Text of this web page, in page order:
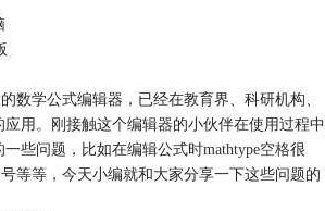
数学公式编辑器，已经在教育界、科研机构、
用。刚接触这个编辑器的小伙伴在使用过程中
些问题，比如在编辑公式时mathtype空格很
等等，今天小编就和大家分享一下这些问题的